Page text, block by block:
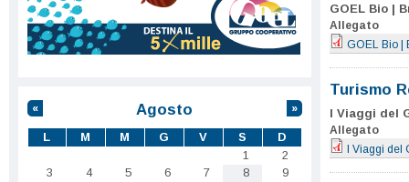
GOEL Bio |
Allegato
GOEL Bio |
Turismo
I Viaggi del
Allegato
I Viaggi del
Agosto
« »
L M M G V S
D
1
2
3
4 5 6 7 8
9